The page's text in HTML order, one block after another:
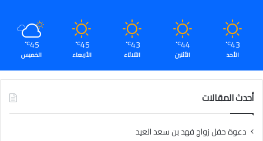
43
℃
الأحد
44
℃
الأثنين
43
℃
الثلاثاء
45
℃
الأربعاء
45
℃
الخميس
أحدث المقالات
دعوة حفل زواج فهد بن سعد العيد